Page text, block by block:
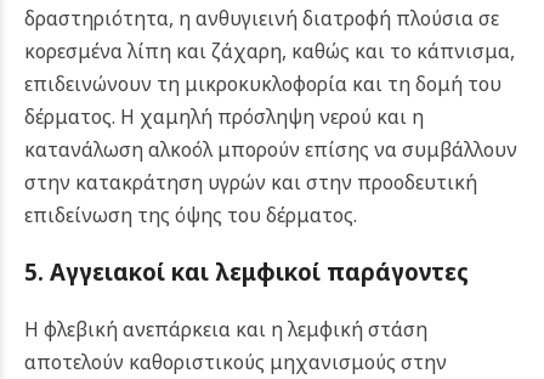
δραστηριότητα, η ανθυγιεινή διατροφή πλούσια σε
κορεσμένα λίπη και ζάχαρη, καθώς και το κάπνισμα,
επιδεινώνουν τη μικροκυκλοφορία και τη δομή του
δέρματος. Η χαμηλή πρόσληψη νερού και η
κατανάλωση αλκοόλ μπορούν επίσης να συμβάλλουν
στην κατακράτηση υγρών και στην προοδευτική
επιδείνωση της όψης του δέρματος.
5. Αγγειακοί και λεμφικοί παράγοντες
Η φλεβική ανεπάρκεια και η λεμφική στάση
αποτελούν καθοριστικούς μηχανισμούς στην